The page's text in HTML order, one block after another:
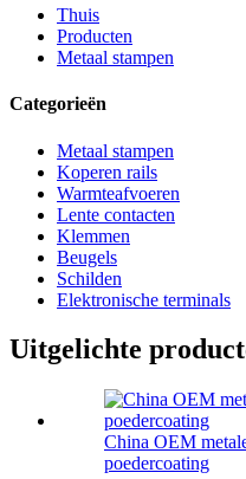
Thuis
Producten
Metaal stampen
Categorieën
Metaal stampen
Koperen rails
Warmteafvoeren
Lente contacten
Klemmen
Beugels
Schilden
Elektronische terminals
Uitgelichte
China OEM
poedercoating